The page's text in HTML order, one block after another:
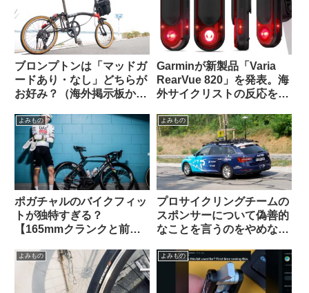
ブロンプトンは「マッドガ
ードあり・なし」どちらが
お好み？（海外掲示板か
Garminが新製品「Varia
RearVue 820」を発表。海
外サイクリストの反応を観
よみもの
ポガチャルのバイクフィッ
トが独特すぎる？
【165mmクランクと前傾
よみもの
プロサイクリングチームの
スポンサーについて偽善的
なことを言うのをやめなさ
オン観察）
よみもの よみもの